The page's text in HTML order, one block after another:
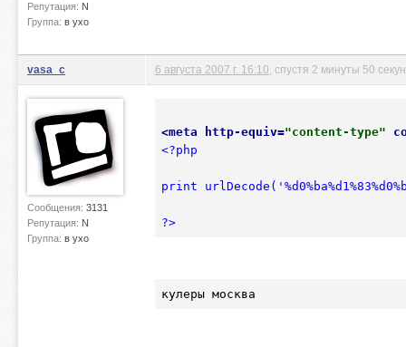
Репутация: N
Группа: в ухо
vasa_c
Сообщения: 3131
Репутация: N
Группа: в ухо
6 августа 2007 г. 16:10 , спустя 2 минуты 50
<meta http-equiv="content-type"
<?php
print
?>
кулеры москва